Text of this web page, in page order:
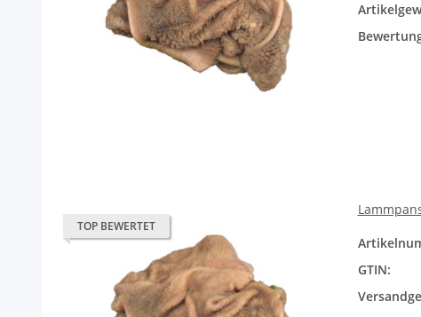
TOP BEWERTET
GTIN: